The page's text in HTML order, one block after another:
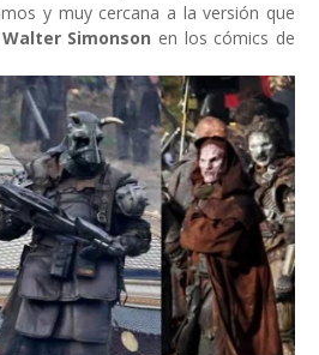
y muy cercana a la versión que
Walter Simonson en los cómics de